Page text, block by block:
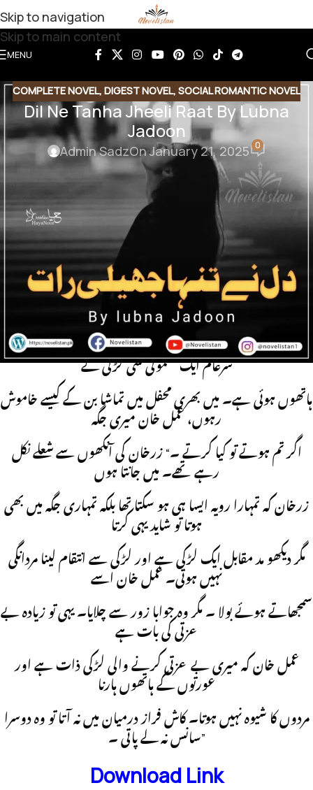
Skip to navigation
Skip to main content
MENU
COMPLETE NOVEL, DIGEST NOVEL, SOCIAL ROMANTIC NOVEL
Dil Ne Tanha Jheeli Raat By Lubna
Jadoon
Admin SadzOn January 21, 2025 0
Dil Ne Tanha Jheeli Raat By Lubna
Jadoon
زرخان چھوڑو یار بھول جاؤ سب ۔ عمل اسے ہزاروں بار سمجھا
چکا تھا مگر تو ہین کا جو
احساس اس کے اندر کنڈلی مار کے بیٹھ چکا تھا اس کا زہر پل پل
اس کے وجود میں سرائیت
کر رہا تھا۔ کیسے بھول جاؤں اس بے عزتی کو جو ز رخان کی
سرعام ایک معمولی سی لڑکی کے
ہاتھوں ہوئی ہے۔ میں بھری محفل میں تماشا بن کے کیسے خاموش
رہوں، عمل خان میری جگہ
اگر تم ہوتے تو کیا کرتے ۔“ زرخان کی آنکھوں سے شعلے نکل
رہے تھے۔ میں جانتا ہوں
زرخان کہ تمہارا رویہ ایسا ہی ہو سکتا تھا بلکہ تمہاری جگہ میں بھی
ہوتا تو شاید یہی کرتا
مگر دیکھو مد مقابل ایک لڑکی ہے اور لڑکی سے انتقام لینا مردانگی
نہیں ہوتی۔ عمل خان اسے
سمجھاتے ہوئے بولا ۔ مگر وہ جوابا زور سے چلایا۔ یہی تو زیادہ بے
عزتی کی بات ہے
عمل خان کہ میری بے عزتی کرنے والی لڑکی ذات ہے اور
عورتوں کے ہاتھوں ہارنا
مردوں کا شیوہ نہیں ہوتا۔ کاش فراز درمیان میں نہ آتا تو وہ دوسرا
سانس نہ لے پاتی ۔”
Download Link